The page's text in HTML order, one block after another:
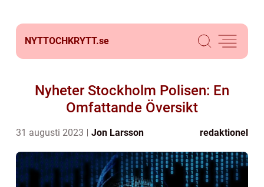
NYTTOCHKRYTT.se
Nyheter Stockholm Polisen: En
Omfattande Översikt
31 augusti 2023 Jon Larsson redaktionel